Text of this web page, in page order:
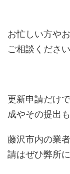
お忙しい方や
ご相談ください
更新申請だけ
成やその提出
藤沢市内の業
請はぜひ弊所